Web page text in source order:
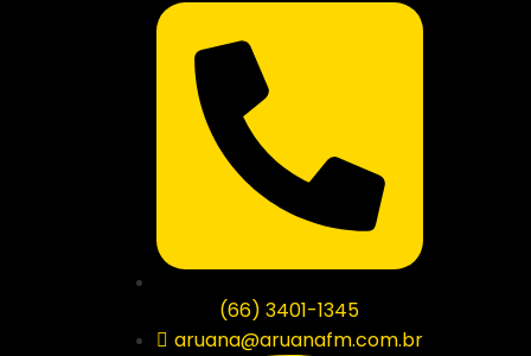
(66) 3401-1345
aruana@aruanafm.com.br